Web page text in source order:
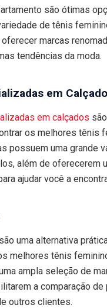
são ótimas
de tênis
marcas
tendências da moda.
em
em calçados
os melhores tênis
possuem uma grande
além de oferecerem
ajudar você a
uma alternativa
melhores tênis
ampla seleção de
a comparação de
outros clientes.